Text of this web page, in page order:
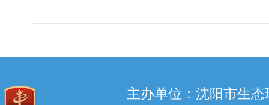
主办单位：沈阳市生